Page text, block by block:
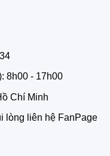
8h00 - 17h00
Chí Minh
lòng liên hệ FanPage